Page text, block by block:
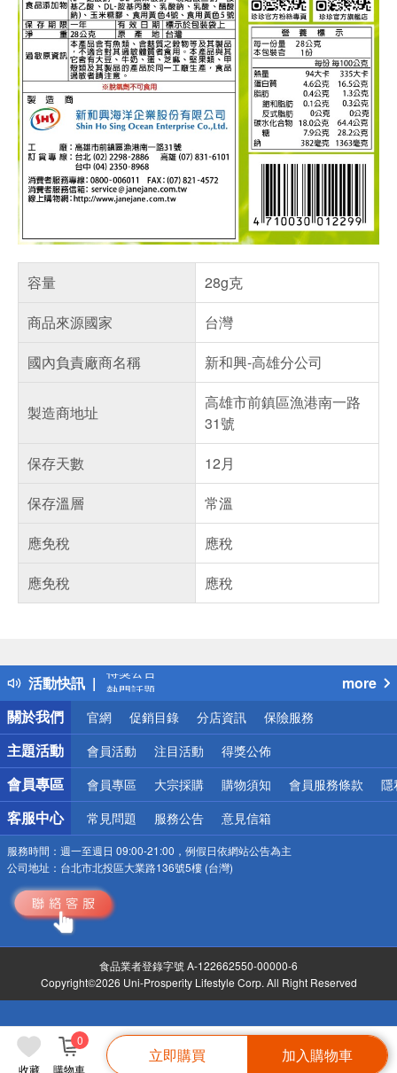
收藏 購物車
0
立即購買 加入購物車
容量
28g克
商品來源國家
台灣
國內負責廠商名稱
新和興-高雄分公司
製造商地址
高雄市前鎮區漁港南一路
31號
保存天數
12月
保存溫層
常溫
應免稅
應稅
應免稅
應稅
活動快訊
得獎公告
熱門話題
銀行優惠
偏遠地區配送
詐騙網頁！請小心！
more
關於我們
官網 促銷目錄 分店資訊 保險服務
主題活動 會員活動 注目活動 得獎公佈
會員專區 會員專區 大宗採購 購物須知 會員服務條款 隱
客服中心 常見問題 服務公告 意見信箱
服務時間： 週一至週日 09:00-21:00，例假日依網站公告為主
公司地址： 台北市北投區大業路136號5樓 (台灣)
食品業者登錄字號 A-122662550-00000-6
Copyright©2026 Uni-Prosperity Lifestyle Corp. All Right Reserved